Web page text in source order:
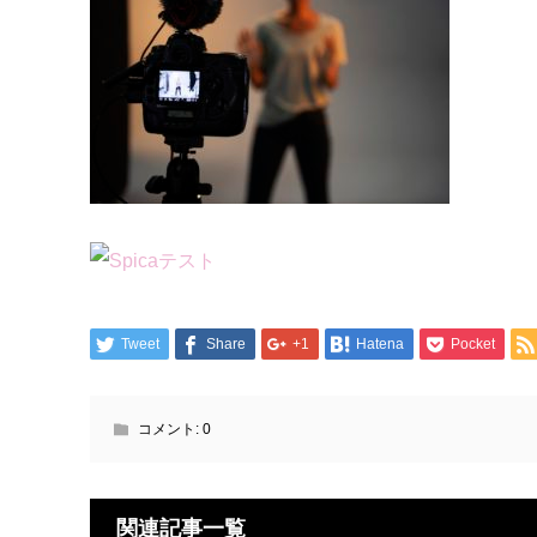
Tweet Share +1 Hatena Pocket
コメント: 0
関連記事一覧